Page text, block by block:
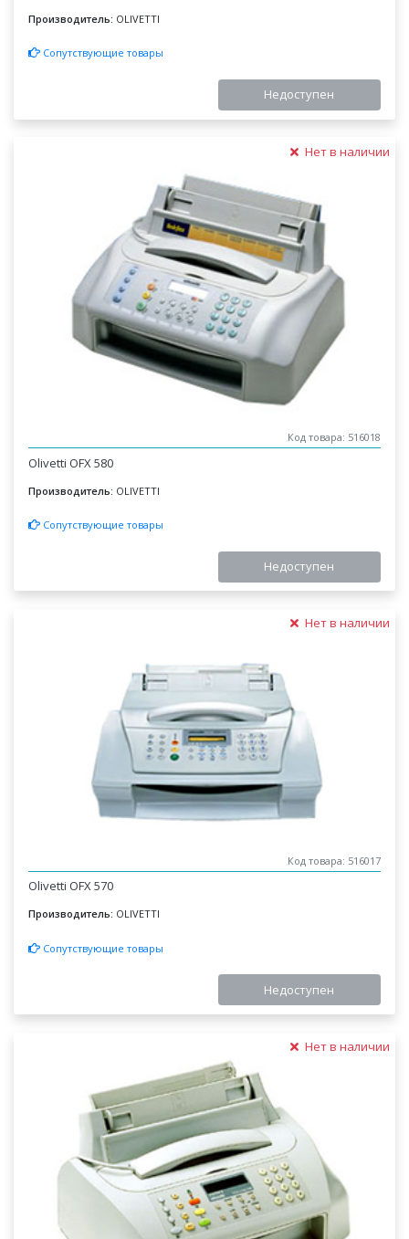
Производитель: OLIVETTI
Сопутствующие товары
Недоступен
Нет в наличии
Код товара: 516018
Olivetti OFX 580
Производитель: OLIVETTI
Сопутствующие товары
Недоступен
Нет в наличии
Код товара: 516017
Olivetti OFX 570
Производитель: OLIVETTI
Сопутствующие товары
Недоступен
Нет в наличии